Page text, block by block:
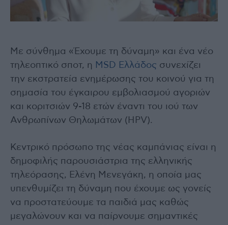
Με σύνθημα «Έχουμε τη δύναμη» και ένα νέο
τηλεοπτικό σποτ, η MSD Ελλάδος συνεχίζει
την εκστρατεία ενημέρωσης του κοινού για τη
σημασία του έγκαιρου εμβολιασμού αγοριών
και κοριτσιών 9-18 ετών έναντι του ιού των
Ανθρωπίνων Θηλωμάτων (HPV).
Κεντρικό πρόσωπο της νέας καμπάνιας είναι η
δημοφιλής παρουσιάστρια της ελληνικής
τηλεόρασης, Ελένη Μενεγάκη, η οποία μας
υπενθυμίζει τη δύναμη που έχουμε ως γονείς
να προστατεύουμε τα παιδιά μας καθώς
μεγαλώνουν και να παίρνουμε σημαντικές